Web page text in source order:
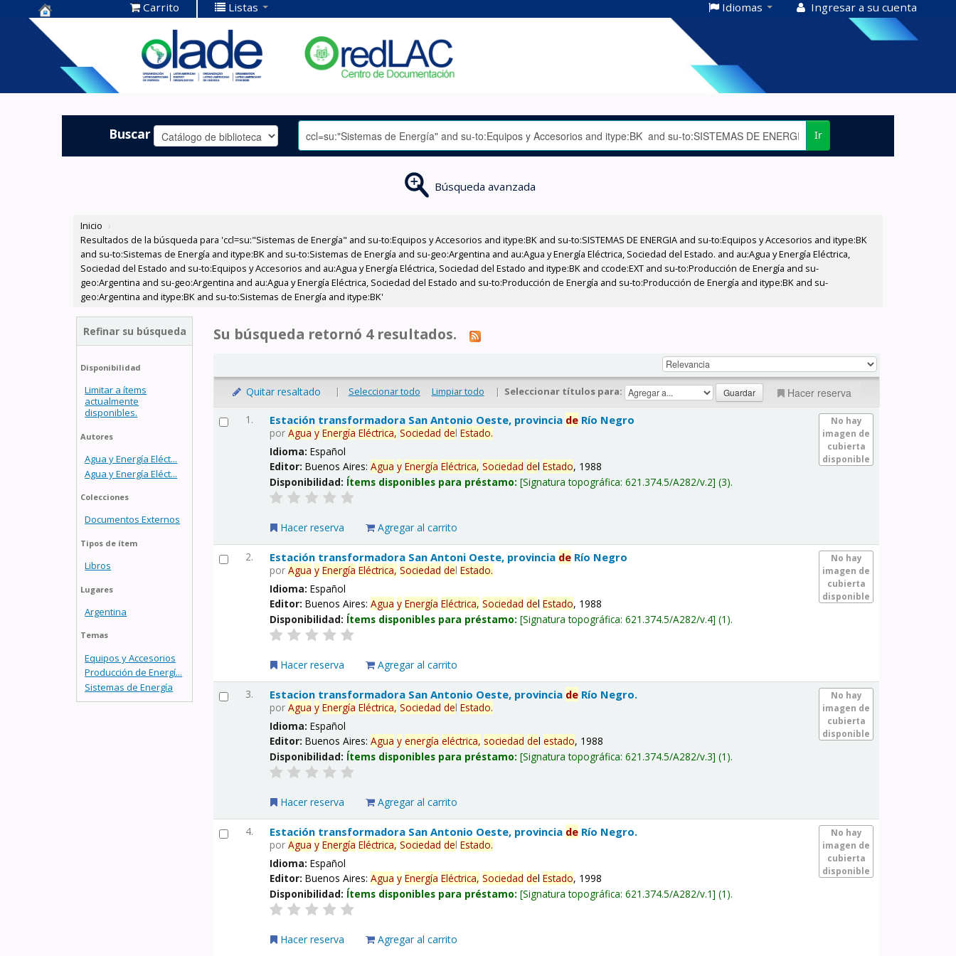
Centro de
Documentación
OLADE -
Carrito Listas Idiomas Ingresar a su cuenta
Buscar Ir
Búsqueda avanzada
Inicio ›
Resultados de la búsqueda para 'ccl=su:"Sistemas de Energía" and su-to:Equipos y Accesorios and itype:BK and su-to:SISTEMAS DE ENERGIA and su-to:Equipos y Accesorios and itype:BK
and su-to:Sistemas de Energía and itype:BK and su-to:Sistemas de Energía and su-geo:Argentina and au:Agua y Energía Eléctrica, Sociedad del Estado. and au:Agua y Energía Eléctrica,
Sociedad del Estado and su-to:Equipos y Accesorios and au:Agua y Energía Eléctrica, Sociedad del Estado and itype:BK and ccode:EXT and su-to:Producción de Energía and su-
geo:Argentina and su-geo:Argentina and au:Agua y Energía Eléctrica, Sociedad del Estado and su-to:Producción de Energía and su-to:Producción de Energía and itype:BK and su-
geo:Argentina and itype:BK and su-to:Sistemas de Energía and itype:BK'
Refinar su búsqueda
Disponibilidad
Limitar a ítems
actualmente
disponibles.
Autores
Agua y Energía Eléct...
Agua y Energía Eléct...
Colecciones
Documentos Externos
Tipos de ítem
Libros
Lugares
Argentina
Temas
Equipos y Accesorios
Producción de Energí...
Sistemas de Energía
Su búsqueda retornó 4 resultados.
Quitar resaltado | Seleccionar todo Limpiar todo | Seleccionar títulos para: Hacer reserva
1.
No hay
imagen de
cubierta
disponible
Estación transformadora San Antonio Oeste, provincia de Río Negro
porAgua y Energía Eléctrica, Sociedad delEstado.
Idioma:Español
Editor:Buenos Aires:Agua y Energía Eléctrica, Sociedad delEstado, 1988
Disponibilidad: Ítems disponibles para préstamo: Signatura topográfica:621.374.5/A282/v.2 (3).
Hacer reserva Agregar al carrito
2.
No hay
imagen de
cubierta
disponible
Estación transformadora San Antoni Oeste, provincia de Río Negro
porAgua y Energía Eléctrica, Sociedad delEstado.
Idioma:Español
Editor:Buenos Aires:Agua y Energía Eléctrica, Sociedad delEstado, 1988
Disponibilidad: Ítems disponibles para préstamo: Signatura topográfica:621.374.5/A282/v.4 (1).
Hacer reserva Agregar al carrito
3.
No hay
imagen de
cubierta
disponible
Estacion transformadora San Antonio Oeste, provincia de Río Negro.
porAgua y Energía Eléctrica, Sociedad delEstado.
Idioma:Español
Editor:Buenos Aires:Agua y energía eléctrica, sociedad delestado, 1988
Disponibilidad: Ítems disponibles para préstamo: Signatura topográfica:621.374.5/A282/v.3 (1).
Hacer reserva Agregar al carrito
4.
No hay
imagen de
cubierta
disponible
Estación transformadora San Antonio Oeste, provincia de Río Negro.
porAgua y Energía Eléctrica, Sociedad delEstado.
Idioma:Español
Editor:Buenos Aires:Agua y Energía Eléctrica, Sociedad delEstado, 1998
Disponibilidad: Ítems disponibles para préstamo: Signatura topográfica:621.374.5/A282/v.1 (1).
Hacer reserva Agregar al carrito